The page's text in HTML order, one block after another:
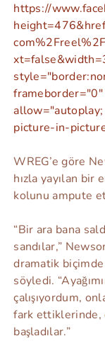
https://
picture-in-
WREG’e göre
hızla yayılan bir
kolunu ampute
“Bir ara bana
sandılar,”
dramatik
söyledi.
çalışıyordum,
fark ettiklerinde,
başladılar.”